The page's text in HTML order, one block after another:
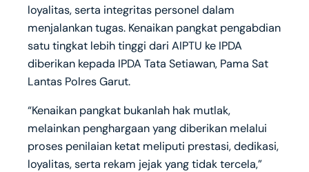
loyalitas, serta integritas personel dalam
menjalankan tugas. Kenaikan pangkat pengabdian
satu tingkat lebih tinggi dari AIPTU ke IPDA
diberikan kepada IPDA Tata Setiawan, Pama Sat
Lantas Polres Garut.
“Kenaikan pangkat bukanlah hak mutlak,
melainkan penghargaan yang diberikan melalui
proses penilaian ketat meliputi prestasi, dedikasi,
loyalitas, serta rekam jejak yang tidak tercela,”